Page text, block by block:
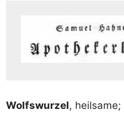
Wolfs­wur­zel, heil­sa­me;